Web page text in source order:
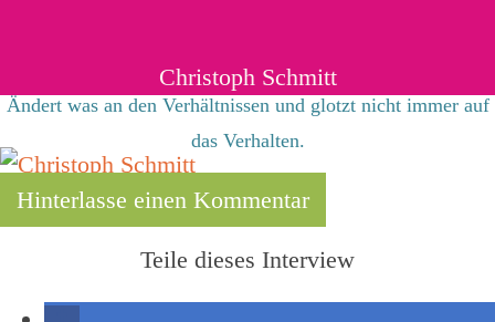
Christoph Schmitt
Ändert was an den Verhältnissen und glotzt nicht immer auf
das Verhalten.
Hinterlasse einen Kommentar
Teile dieses Interview